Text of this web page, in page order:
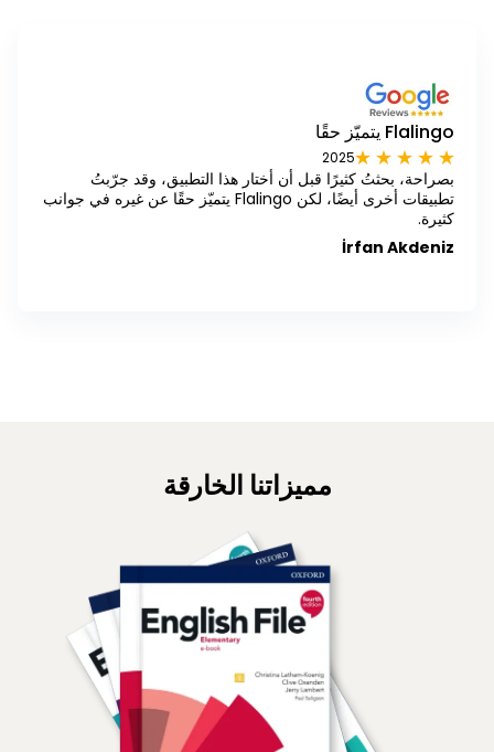
Flalingo يتميّز حقًا
2025
بصراحة، بحثتُ كثيرًا قبل أن أختار هذا التطبيق، وقد جرّبتُ
تطبيقات أخرى أيضًا، لكن Flalingo يتميّز حقًا عن غيره في جوانب
كثيرة.
İrfan Akdeniz
مميزاتنا الخارقة